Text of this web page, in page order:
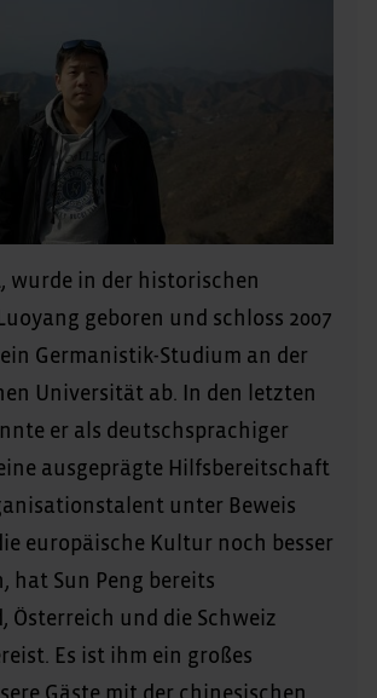
wurde in der historischen
geboren und schloss 2007
Germanistik-Studium an der
Universität ab. In den letzten
er als deutschsprachiger
ausgeprägte Hilfsbereitschaft
unter Beweis
europäische Kultur noch besser
hat Sun Peng bereits
Österreich und die Schweiz
Es ist ihm ein großes